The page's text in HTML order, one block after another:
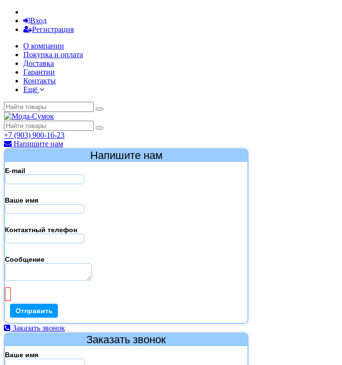
Вход
Регистрация
О компании
Покупка и оплата
Доставка
Гарантии
Контакты
Ещё
+7 (903) 900-16-23
Напишите нам
Напишите нам
E-mail
Ваше имя
Контактный телефон
Сообщение
Заказать звонок
Заказать звонок
Ваше имя